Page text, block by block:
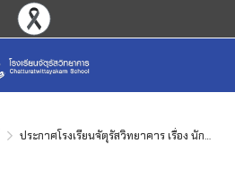
ประกาศโรงเรียนจัตุรัสวิทยาคาร เรื่อง นักเรียนที่ผ่านการคัดเลือกโครงการเพชรน้ำเงิน-ขาว ประจำปีการศึกษา 2568